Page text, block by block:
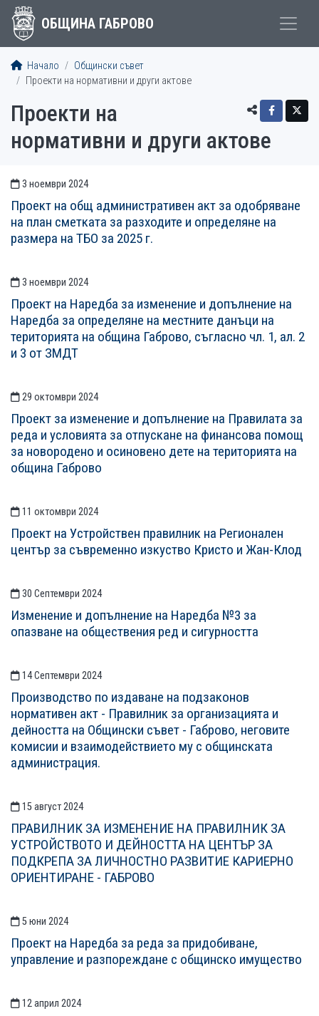
ОБЩИНА ГАБРОВО
Начало
Общински съвет
Проекти на нормативни и други актове
Проекти на
нормативни и други актове
СТАТИИСТАТИИ
3 ноември 2024
Проект на общ административен акт за одобряване
на план сметката за разходите и определяне на
размера на ТБО за 2025 г.
3 ноември 2024
Проект на Наредба за изменение и допълнение на
Наредба за определяне на местните данъци на
територията на община Габрово, съгласно чл. 1, ал. 2
и 3 от ЗМДТ
29 октомври 2024
Проект за изменение и допълнение на Правилата за
реда и условията за отпускане на финансова помощ
за новородено и осиновено дете на територията на
община Габрово
11 октомври 2024
Проект на Устройствен правилник на Регионален
център за съвременно изкуство Кристо и Жан-Клод
30 Септември 2024
Изменение и допълнение на Наредба №3 за
опазване на обществения ред и сигурността
14 Септември 2024
Производство по издаване на подзаконов
нормативен акт - Правилник за организацията и
дейността на Общински съвет - Габрово, неговите
комисии и взаимодействието му с общинската
администрация.
15 август 2024
ПРАВИЛНИК ЗА ИЗМЕНЕНИЕ НА ПРАВИЛНИК ЗА
УСТРОЙСТВОТО И ДЕЙНОСТТА НА ЦЕНТЪР ЗА
ПОДКРЕПА ЗА ЛИЧНОСТНО РАЗВИТИЕ КАРИЕРНО
ОРИЕНТИРАНЕ - ГАБРОВО
5 юни 2024
Проект на Наредба за реда за придобиване,
управление и разпореждане с общинско имущество
12 април 2024